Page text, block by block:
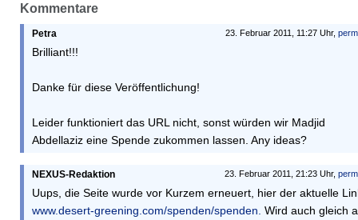
Kommentare
23. Februar 2011, 11:27 Uhr,
Petra
Brilliant!!!
Danke für diese Veröffentlichung!
Leider funktioniert das URL nicht, sonst würden wir Madjid
Abdellaziz eine Spende zukommen lassen. Any ideas?
23. Februar 2011, 21:23 Uhr,
NEXUS-Redaktion
Uups, die Seite wurde vor Kurzem erneuert, hier der aktuelle
www.desert-greening.com/spenden/spenden. Wird auch gleich